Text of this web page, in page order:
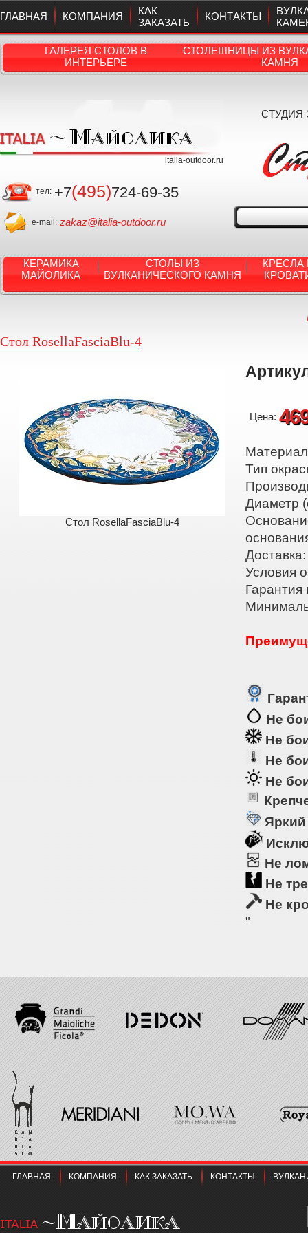
ГЛАВНАЯ КОМПАНИЯ
КАК
ЗАКАЗАТЬ
КОНТАКТЫ
ГАЛЕРЕЯ СТОЛОВ В
ИНТЕРЬЕРЕ
СТОЛЕШНИЦЫ ИЗ
КАМНЯ
italia-outdoor.ru
тел: +7(495)724-69-35
e-mail: zakaz@italia-outdoor.ru
СТУДИЯ
КЕРАМИКА
МАЙОЛИКА
СТОЛЫ ИЗ
ВУЛКАНИЧЕСКОГО КАМНЯ
КРЕСЛА
Стол RosellaFasciaBlu-4
Стол RosellaFasciaBlu-4
Цена:
Тип
Диаметр
Условия
Гарантия
Не
Не
Не
Не
Не
Не
Не
"
ГЛАВНАЯ КОМПАНИЯ КАК ЗАКАЗАТЬ КОНТАКТЫ